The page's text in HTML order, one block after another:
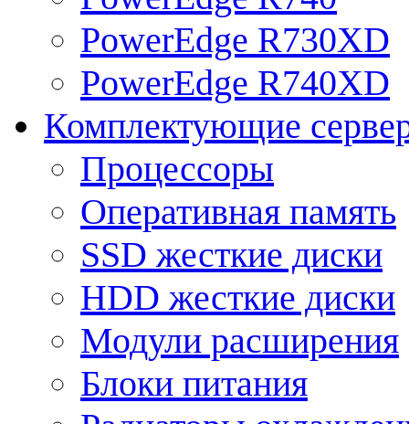
PowerEdge R730XD
PowerEdge R740XD
Комплектующие
Процессоры
Оперативная память
SSD жесткие диски
HDD жесткие диски
Модули расширения
Блоки питания